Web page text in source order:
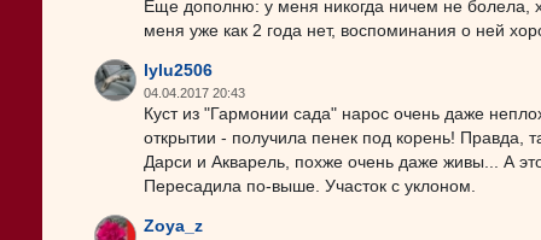
Еще дополню: у меня никогда ничем не болела,
меня уже как 2 года нет, воспоминания о ней
lylu2506
04.04.2017 20:43
Куст из "Гармонии сада" нарос очень даже
открытии - получила пенек под корень! Правда,
Дарси и Акварель, похже очень даже живы... А
Пересадила по-выше. Участок с уклоном.
Zoya_z